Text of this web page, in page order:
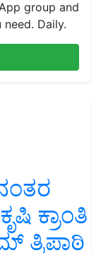
group and
Daily.
ಕ್ರಾಂತಿ
ತ್ರಿಪಾಠಿ